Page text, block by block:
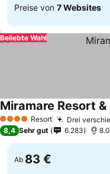
Preise von 7 Websites
Beliebte Wahl
4 Sterne Resort Drei
Miramare Resort &
8,4 Sehr gut 6.283
Ab 83 €